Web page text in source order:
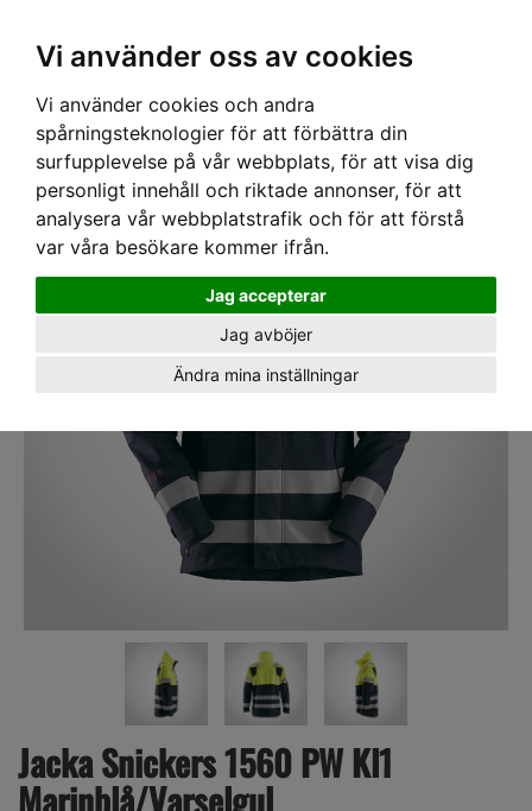
Vi använder oss av cookies
Vi använder cookies och andra
spårningsteknologier för att förbättra din
surfupplevelse på vår webbplats, för att visa dig
personligt innehåll och riktade annonser, för att
analysera vår webbplatstrafik och för att förstå
var våra besökare kommer ifrån.
Jag accepterar
Jag avböjer
Ändra mina inställningar
Hem ›ARBETSKLÄDER› Jacka Snickers 1560 PW Kl1 Marinblå/Varselgul
Jacka Snickers 1560 PW Kl1
Marinblå/Varselgul